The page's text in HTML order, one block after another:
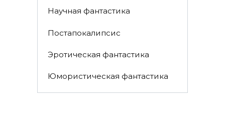
Научная фантастика
Постапокалипсис
Эротическая фантастика
Юмористическая фантастика